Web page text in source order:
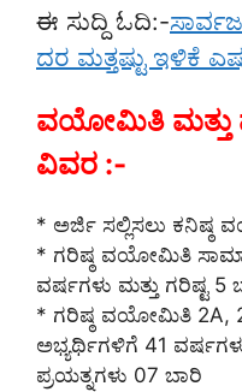
ಈ ಸುದ್ದಿ ಓದಿ:-
ದರ ಮತ್ತಷ್ಟು ಇಳಿಕೆ
ವಯೋಮಿತಿ ಮತ್ತು
ವಿವರ :-
* ಅರ್ಜಿ ಸಲ್ಲಿಸಲು ಕನಿಷ್ಠ
* ಗರಿಷ್ಠ ವಯೋಮಿತಿ
ವರ್ಷಗಳು ಮತ್ತು ಗರಿಷ್ಟ 5
* ಗರಿಷ್ಠ ವಯೋಮಿತಿ 2A,
ಅಭ್ಯರ್ಥಿಗಳಿಗೆ 41
ಪ್ರಯತ್ನಗಳು 07 ಬಾರಿ